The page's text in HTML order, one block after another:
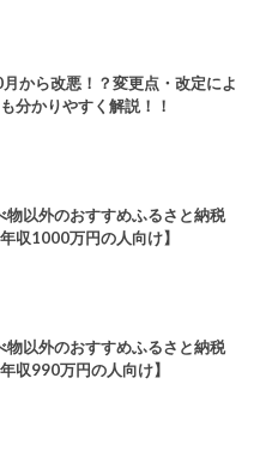
から改悪！？変更点・改定によ
分かりやすく解説！！
物以外のおすすめふるさと納税
収1000万円の人向け】
物以外のおすすめふるさと納税
収990万円の人向け】